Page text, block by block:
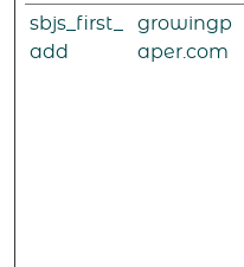
sbjs_first_
add
growingp
aper.com